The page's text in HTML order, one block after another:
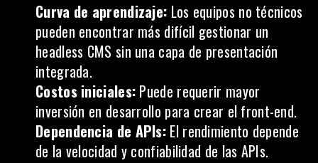
Curva de aprendizaje: Los equipos no técnicos
pueden encontrar más difícil gestionar un
headless CMS sin una capa de presentación
integrada.
Costos iniciales: Puede requerir mayor
inversión en desarrollo para crear el front-end.
Dependencia de APIs: El rendimiento depende
de la velocidad y confiabilidad de las APIs.